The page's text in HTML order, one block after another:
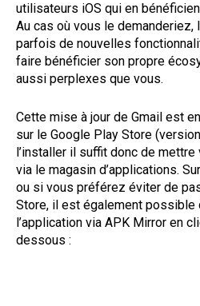
utilisateurs iOS qui en
Au cas où vous le demanderiez,
parfois de nouvelles
faire bénéficier son propre
aussi perplexes que vous.
Cette mise à jour de Gmail est
sur le Google Play Store
l’installer il suffit donc de
via le magasin d’applications.
ou si vous préférez éviter de
Store, il est également possible
l’application via APK Mirror en
dessous :